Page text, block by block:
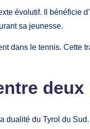
évolutif. Il bénéficie
sa jeunesse.
dans le tennis. Cette
deux
dualité du Tyrol du